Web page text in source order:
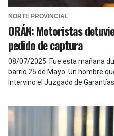
NORTE PROVINCIAL
ORÁN: Motoristas
pedido de captura
08/07/2025 Fue esta mañana
barrio 25 de Mayo. Un hombre
Intervino el Juzgado de Garantías